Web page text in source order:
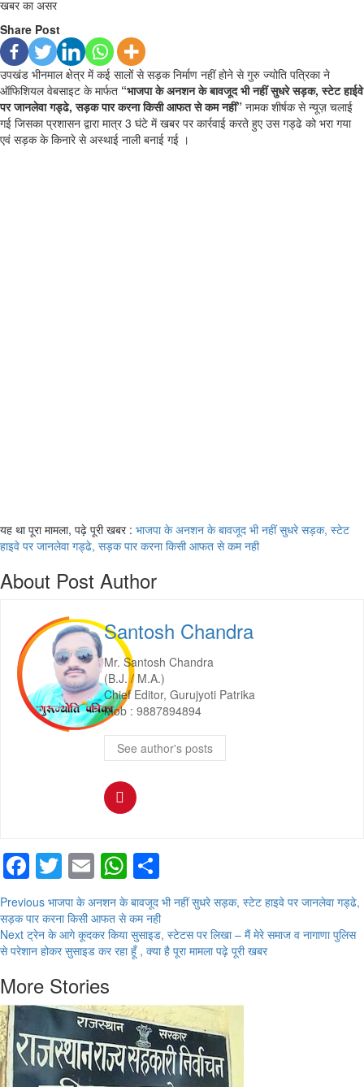
खबर का असर
Share Post
उपखंड भीनमाल क्षेत्र में कई सालों से सड़क निर्माण नहीं होने से गुरु ज्योति पत्रिका ने
ऑफिशियल वेबसाइट के मार्फत “भाजपा के अनशन के बावजूद भी नहीं सुधरे सड़क, स्टेट हाईवे
पर जानलेवा गड्ढे, सड़क पार करना किसी आफत से कम नहीं” नामक शीर्षक से न्यूज़ चलाई
गई जिसका प्रशासन द्वारा मात्र 3 घंटे में खबर पर कार्रवाई करते हुए उस गड्ढे को भरा गया
एवं सड़क के किनारे से अस्थाई नाली बनाई गई ।
यह था पूरा मामला, पढ़े पूरी खबर : भाजपा के अनशन के बावजूद भी नहीं सुधरे सड़क, स्टेट
हाइवे पर जानलेवा गड्ढे, सड़क पार करना किसी आफत से कम नही
About Post Author
Santosh Chandra
Mr. Santosh Chandra
(B.J. / M.A.)
Chief Editor, Gurujyoti Patrika
Mob : 9887894894
See author's posts
Facebook
Twitter
EmailWhatsApp
Continue
Reading
Previous भाजपा के अनशन के बावजूद भी नहीं सुधरे सड़क, स्टेट हाइवे पर जानलेवा गड्ढे,
सड़क पार करना किसी आफत से कम नही
Next ट्रेन के आगे कूदकर किया सुसाइड, स्टेटस पर लिखा – मैं मेरे समाज व नागाणा पुलिस
से परेशान होकर सुसाइड कर रहा हूँ , क्या है पूरा मामला पढ़े पूरी खबर
More Stories